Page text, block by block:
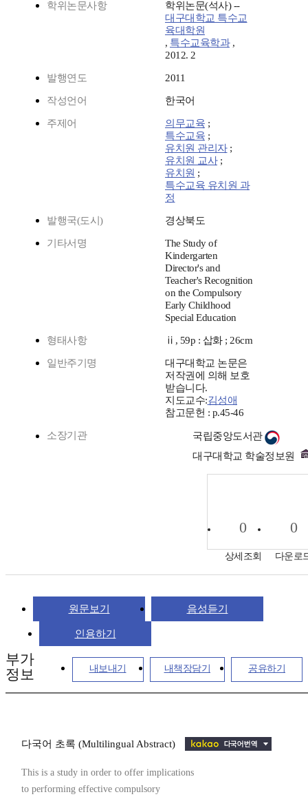
학위논문사항
학위논문(석사) --
대구대학교 특수교
육대학원
, 특수교육학과,
2012. 2
발행연도 2011
작성언어 한국어
주제어 의무교육 ;
특수교육 ;
유치원 관리자;
유치원 교사;
유치원 ;
특수교육 유치원 과
정
발행국(도시) 경상북도
기타서명
The Study of
Kindergarten
Director's and
Teacher's Recognition
on the Compulsory
Early Childhood
Special Education
형태사항 ⅱ, 59p : 삽화 ; 26cm
일반주기명
대구대학교 논문은
저작권에 의해 보호
받습니다.
지도교수:김성애
참고문헌 : p.45-46
소장기관
국립중앙도서관
대구대학교 학술정보원
0
상세조회
0
다운로
원문보기 음성듣기
인용하기
내보내기 내책장담기 공유하기
부가
정보
다국어 초록 (Multilingual Abstract)
This is a study in order to offer implications
to performing effective compulsory